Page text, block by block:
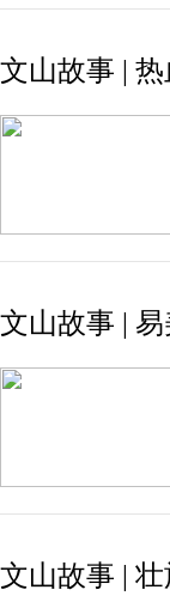
文山故事 |
文山故事 |
文山故事 |